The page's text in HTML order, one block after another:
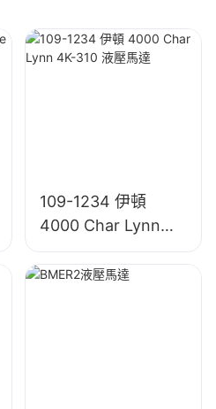
109-1234 伊頓
4000 Char Lynn
4K-310 液壓馬達